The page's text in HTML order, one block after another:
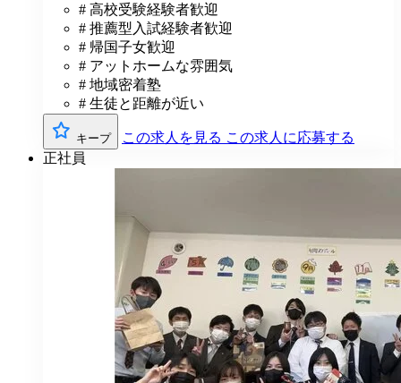
# 高校受験経験者歓迎
# 推薦型入試経験者歓迎
# 帰国子女歓迎
# アットホームな雰囲気
# 地域密着塾
# 生徒と距離が近い
キープ この求人を見る この求人に応募する
正社員